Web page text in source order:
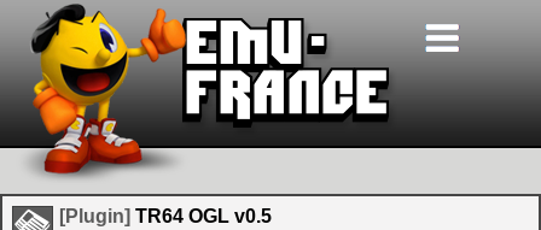
[Plugin] TR64 OGL v0.5